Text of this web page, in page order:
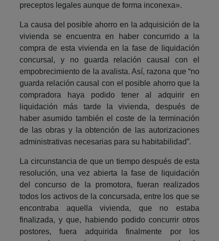
preceptos legales aunque de forma inconexa».
La causa del posible ahorro en la adquisición de la
vivienda se encuentra en haber concurrido a la
compra de esta vivienda en la fase de liquidación
concursal, y no guarda relación causal con el
empobrecimiento de la avalista. Así, razona que “no
guarda relación causal con el posible ahorro que la
compradora haya podido tener al adquirir en
liquidación más tarde la vivienda, después de
haber asumido también el coste de la terminación
de las obras y la obtención de las autorizaciones
administrativas necesarias para su habitabilidad”.
La circunstancia de que un tiempo después de esta
resolución, una vez abierta la fase de liquidación
del concurso de la promotora, fueran realizados
todos los activos de la concursada, entre los que se
encontraba aquella vivienda, que no estaba
finalizada, y que, habiendo podido concurrir otros
postores, fuera adquirida finalmente por los